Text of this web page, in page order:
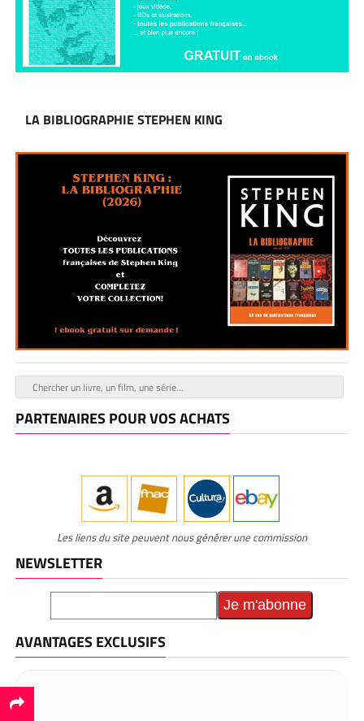
LA BIBLIOGRAPHIE STEPHEN KING
PARTENAIRES POUR VOS ACHATS
Les liens du site peuvent nous générer une commission
NEWSLETTER
AVANTAGES EXCLUSIFS